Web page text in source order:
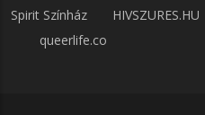
Spirit Színház
HIVSZURES.HU
queerlife.co